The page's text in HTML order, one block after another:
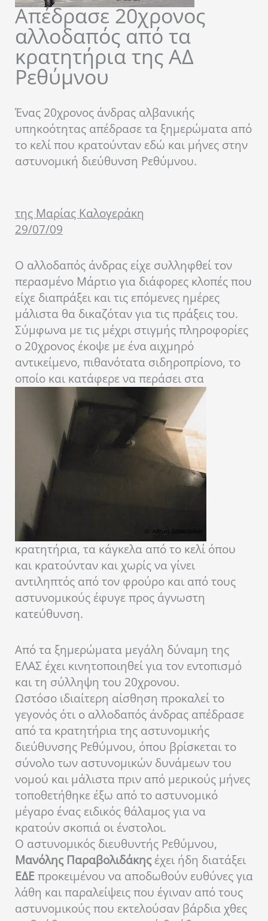
Απέδρασε 20χρονος
αλλοδαπός από τα
κρατητήρια της ΑΔ
Ρεθύμνου
Ένας 20χρονος άνδρας αλβανικής
υπηκοότητας απέδρασε τα ξημερώματα από
το κελί που κρατούνταν εδώ και μήνες στην
αστυνομική διεύθυνση Ρεθύμνου.
της Μαρίας Καλογεράκη
29/07/09
Ο αλλοδαπός άνδρας είχε συλληφθεί τον
περασμένο Μάρτιο για διάφορες κλοπές που
είχε διαπράξει και τις επόμενες ημέρες
μάλιστα θα δικαζόταν για τις πράξεις του.
Σύμφωνα με τις μέχρι στιγμής πληροφορίες
ο 20χρονος έκοψε με ένα αιχμηρό
αντικείμενο, πιθανότατα σιδηροπρίονο, το
οποίο και κατάφερε να περάσει στα
κρατητήρια, τα κάγκελα από το κελί όπου
και κρατούνταν και χωρίς να γίνει
αντιληπτός από τον φρούρο και από τους
αστυνομικούς έφυγε προς άγνωστη
κατεύθυνση.
Από τα ξημερώματα μεγάλη δύναμη της
ΕΛΑΣ έχει κινητοποιηθεί για τον εντοπισμό
και τη σύλληψη του 20χρονου.
Ωστόσο ιδιαίτερη αίσθηση προκαλεί το
γεγονός ότι ο αλλοδαπός άνδρας απέδρασε
από τα κρατητήρια της αστυνομικής
διεύθυνσης Ρεθύμνου, όπου βρίσκεται το
σύνολο των αστυνομικών δυνάμεων του
νομού και μάλιστα πριν από μερικούς μήνες
τοποθετήθηκε έξω από το αστυνομικό
μέγαρο ένας ειδικός θάλαμος για να
κρατούν σκοπιά οι ένστολοι.
Ο αστυνομικός διευθυντής Ρεθύμνου,
Μανόλης Παραβολιδάκηςέχει ήδη διατάξει
ΕΔΕ προκειμένου να αποδωθούν ευθύνες για
λάθη και παραλείψεις που έγιναν από τους
αστυνομικούς που εκτελούσαν βάρδια χθες